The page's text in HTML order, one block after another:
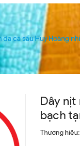
da cá sấu Huy Hoàng
Dây nịt
bạch
Thương hiệu: